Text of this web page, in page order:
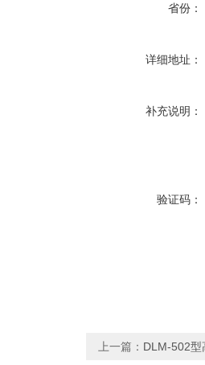
省份：
详细地址：
补充说明：
验证码：
上一篇： DLM-502型